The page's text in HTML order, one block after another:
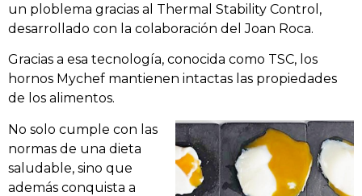
un ploblema gracias al Thermal Stability Control ,
desarrollado con la colaboración del Joan Roca.
Gracias a esa tecnología, conocida como TSC, los
hornos Mychef mantienen intactas las propiedades
de los alimentos.
No solo cumple con las
normas de una dieta
saludable, sino que
además conquista a